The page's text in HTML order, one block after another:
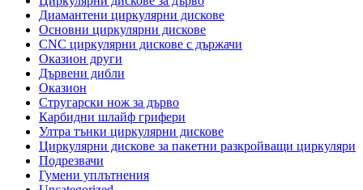
Диамантени циркулярни дискове
Основни циркулярни дискове
CNC циркулярни дискове с държачи
Оказион други
Дървени дибли
Оказион
Стругарски нож за дърво
Карбидни шлайф грифери
Ултра тънки циркулярни дискове
Циркулярни дискове за пакетни разкройващи циркуляри
Подрезвачи
Гумени уплътнения